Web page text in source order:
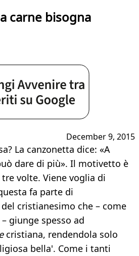
carne bisogna
December 9, 2015
La canzonetta dice: «A
dare di più». Il motivetto è
volte. Viene voglia di
fa parte di
del cristianesimo che – come
giunge spesso ad
cristiana, rendendola solo
bella'. Come i tanti